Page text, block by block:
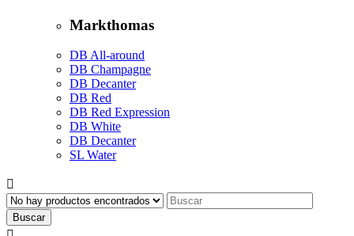
Markthomas
DB All-around
DB Champagne
DB Decanter
DB Red
DB Red Expression
DB White
DB Decanter
SL Water

Buscar